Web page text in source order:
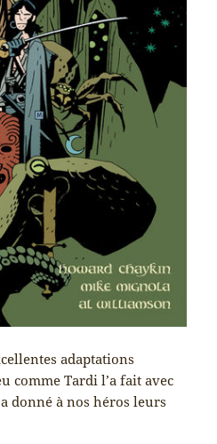
adaptations
comme Tardi l’a fait avec
donné à nos héros leurs